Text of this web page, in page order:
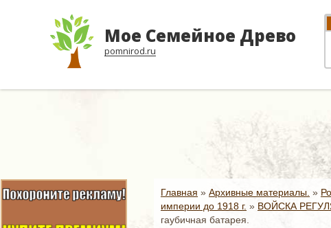
Мое Семейное Древо
pomnirod.ru
Главная » Архивные материалы. »
империи до 1918 г. » ВОЙСКА
гаубичная батарея.